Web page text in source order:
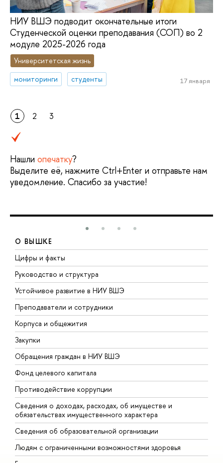
НИУ ВШЭ подводит окончательные итоги
Студенческой оценки преподавания (СОП) во 2
модуле 2025-2026 года
Университетская жизнь
мониторинги
студенты 17 января
1 2 3
Нашли опечатку?
Выделите её, нажмите Ctrl+Enter и отправьте нам
уведомление. Спасибо за участие!
О ВЫШКЕ
Цифры и факты
Руководство и структура
Устойчивое развитие в НИУ ВШЭ
Преподаватели и сотрудники
Корпуса и общежития
Закупки
Обращения граждан в НИУ ВШЭ
Фонд целевого капитала
Противодействие коррупции
Сведения о доходах, расходах, об имуществе и
обязательствах имущественного характера
Сведения об образовательной организации
Людям с ограниченными возможностями здоровья